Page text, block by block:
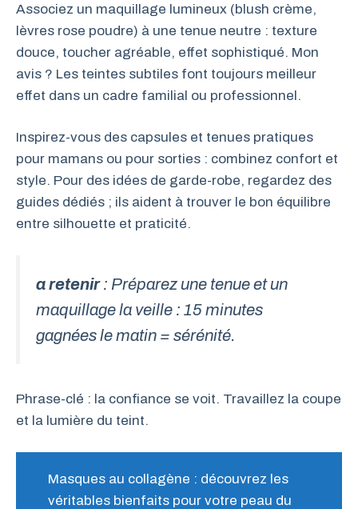
Associez un maquillage lumineux (blush crème,
lèvres rose poudre) à une tenue neutre : texture
douce, toucher agréable, effet sophistiqué. Mon
avis ? Les teintes subtiles font toujours meilleur
effet dans un cadre familial ou professionnel.
Inspirez-vous des capsules et tenues pratiques
pour mamans ou pour sorties : combinez confort et
style. Pour des idées de garde-robe, regardez des
guides dédiés ; ils aident à trouver le bon équilibre
entre silhouette et praticité.
a retenir: Préparez une tenue et un
maquillage la veille : 15 minutes
gagnées le matin = sérénité.
Phrase-clé : la confiance se voit. Travaillez la coupe
et la lumière du teint.
Masques au collagène : découvrez les
véritables bienfaits pour votre peau du